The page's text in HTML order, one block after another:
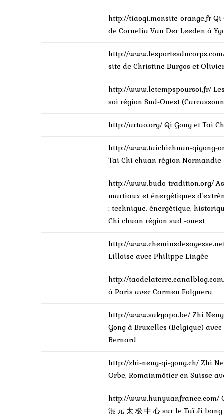
http://tiaoqi.monsite-orange.frQi
de Cornelia Van Der Leeden à
http://
site de Christine Burgos et
http://www.letempspoursoi.fr/
soi région Sud-Ouest
http://artao.org/Qi Gong et Tai
http://www.taichichuan-qigong-
Tai Chi chuan région
http://www.budo-tradition.org/
martiaux et énergétiques
: technique, énergétique,
Chi chuan région sud -ouest
http://
Lilloise avec Philippe Lingée
http://
à Paris avec Carmen Folguera
http://www.sakyapa.be/Zhi
Gong à Bruxelles (Belgique)
Bernard
http://zhi-neng-qi-gong.ch/Zhi
Orbe, Romainmôtier en Suisse
http://www.hunyuanfrance.com/
混 元 太 极 中 心 sur le Taï Ji